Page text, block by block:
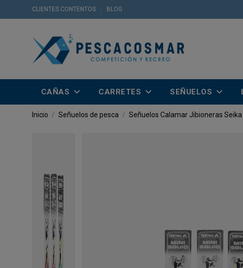
CLIENTES CONTENTOS BLOG
CAÑAS CARRETES SEÑUELOS
Inicio Señuelos de pesca Señuelos Calamar Jibioneras Seika